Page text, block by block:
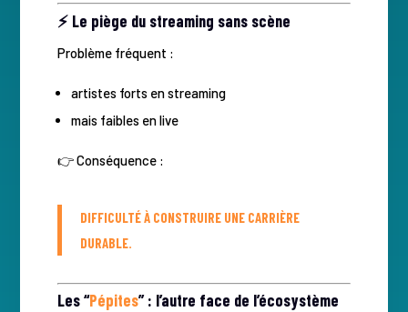
⚡ Le piège du streaming sans scène
Problème fréquent :
artistes forts en streaming
mais faibles en live
👉 Conséquence :
DIFFICULTÉ À CONSTRUIRE UNE CARRIÈRE
DURABLE.
Les “Pépites” : l’autre face de l’écosystème